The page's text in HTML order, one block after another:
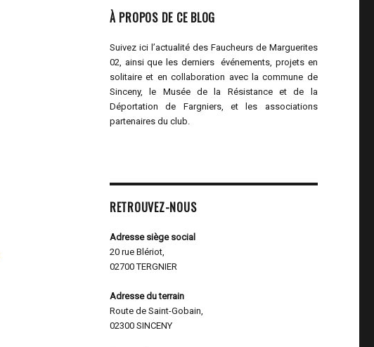
À PROPOS DE CE BLOG
Suivez ici l’actualité des Faucheurs de Marguerites
02, ainsi que les derniers événements, projets en
solitaire et en collaboration avec la commune de
Sinceny, le Musée de la Résistance et de la
Déportation de Fargniers, et les associations
partenaires du club.
RETROUVEZ-NOUS
Adresse siège social
20 rue Blériot,
02700 TERGNIER
Adresse du terrain
Route de Saint-Gobain,
02300 SINCENY